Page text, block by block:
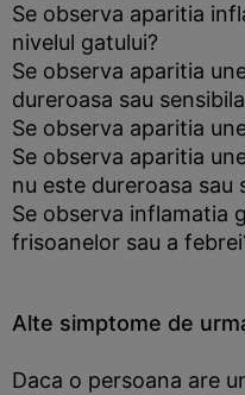
Se observa aparitia
nivelul gatului?
Se observa aparitia
dureroasa sau
Se observa aparitia
Se observa aparitia
nu este dureroasa sau
Se observa inflamatia
frisoanelor sau a
Alte simptome de
Daca o persoana are